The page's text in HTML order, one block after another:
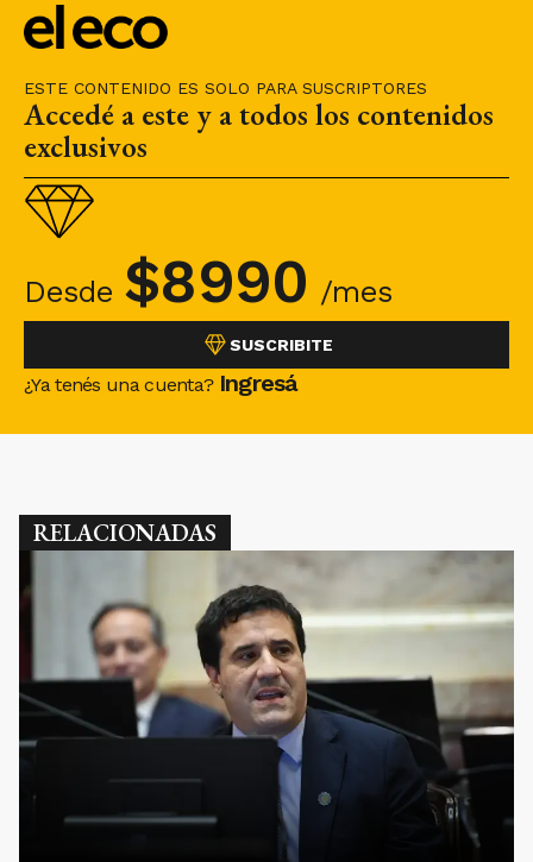
ESTE CONTENIDO ES SOLO PARA SUSCRIPTORES
Accedé a este y a todos los contenidos
exclusivos
Desde $8990 /mes
SUSCRIBITE
¿Ya tenés una cuenta? Ingresá
RELACIONADAS